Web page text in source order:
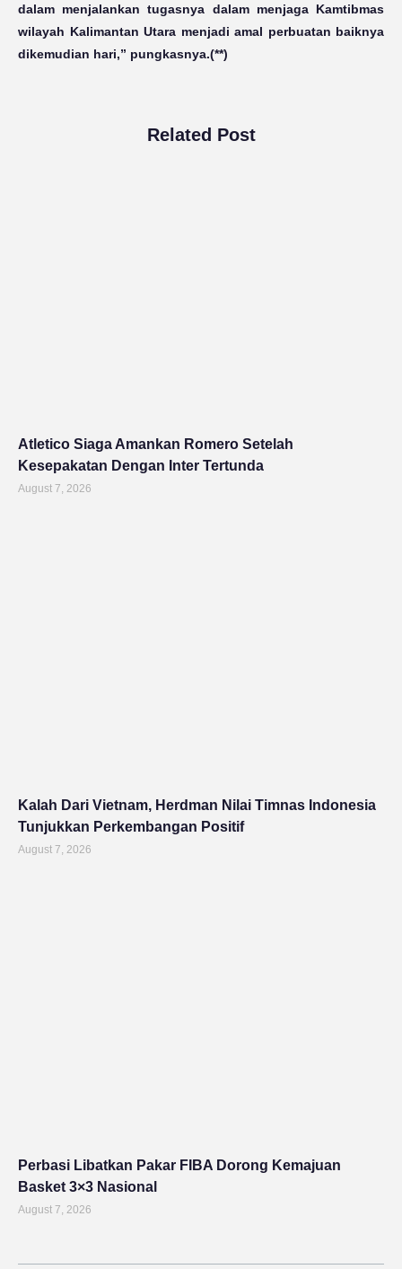
dalam menjalankan tugasnya dalam menjaga Kamtibmas
wilayah Kalimantan Utara menjadi amal perbuatan baiknya
dikemudian hari,” pungkasnya.(**)
Related Post
Atletico Siaga Amankan Romero Setelah
Kesepakatan Dengan Inter Tertunda
August 7, 2026
Kalah Dari Vietnam, Herdman Nilai Timnas Indonesia
Tunjukkan Perkembangan Positif
August 7, 2026
Perbasi Libatkan Pakar FIBA Dorong Kemajuan
Basket 3×3 Nasional
August 7, 2026